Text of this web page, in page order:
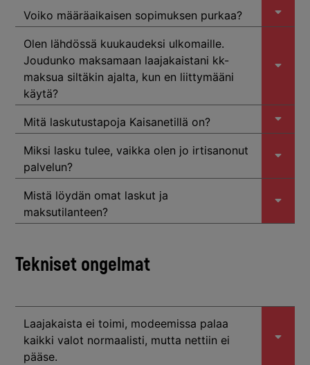
Voiko määräaikaisen sopimuksen purkaa?
Olen lähdössä kuukaudeksi ulkomaille.
Joudunko maksamaan laajakaistani kk-
maksua siltäkin ajalta, kun en liittymääni
käytä?
Mitä laskutustapoja Kaisanetillä on?
Miksi lasku tulee, vaikka olen jo irtisanonut
palvelun?
Mistä löydän omat laskut ja
maksutilanteen?
Tekniset ongelmat
Laajakaista ei toimi, modeemissa palaa
kaikki valot normaalisti, mutta nettiin ei
pääse.